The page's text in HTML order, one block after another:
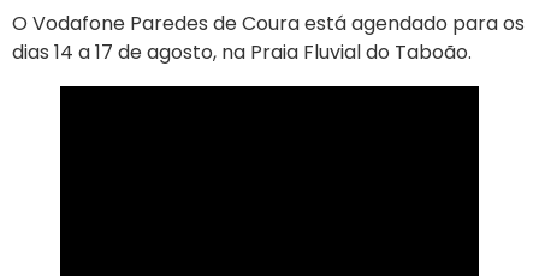
O Vodafone Paredes de Coura está agendado para os
dias 14 a 17 de agosto, na Praia Fluvial do Taboão.